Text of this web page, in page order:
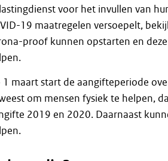
voor het invullen van
19 maatregelen versoepelt,
proof kunnen opstarten en
1 maart start de aangifteperiode
om mensen fysiek te helpen,
2019 en 2020. Daarnaast